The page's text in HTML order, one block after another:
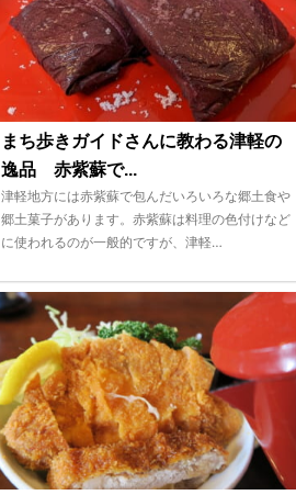
まち歩きガイドさんに教わる津軽の
逸品 赤紫蘇で...
津軽地方には赤紫蘇で包んだいろいろな郷土食や
郷土菓子があります。赤紫蘇は料理の色付けなど
に使われるのが一般的ですが、津軽…